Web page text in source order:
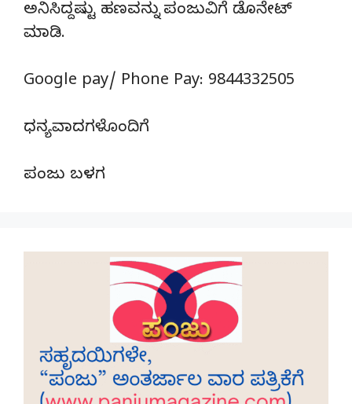
ಅನಿಸಿದ್ದಷ್ಟು ಹಣವನ್ನು ಪಂಜುವಿಗೆ ಡೊನೇಟ್‌
ಮಾಡಿ.
Google pay/ Phone Pay: 9844332505
ಧನ್ಯವಾದಗಳೊಂದಿಗೆ
ಪಂಜು ಬಳಗ